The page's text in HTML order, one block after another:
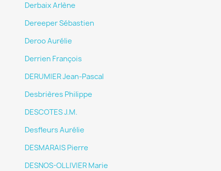
Derbaix Arlène
Dereeper Sébastien
Deroo Aurélie
Derrien François
DERUMIER Jean-Pascal
Desbrières Philippe
DESCOTES J.M.
Desfleurs Aurélie
DESMARAIS Pierre
DESNOS-OLLIVIER Marie